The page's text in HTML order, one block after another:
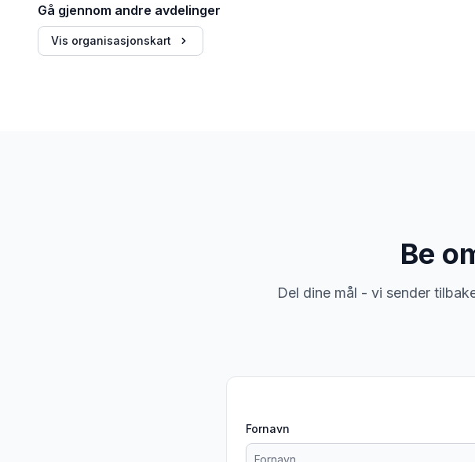
Gå gjennom andre avdelinger
Vis organisasjonskart
Be
Del dine mål - vi sender
Fornavn